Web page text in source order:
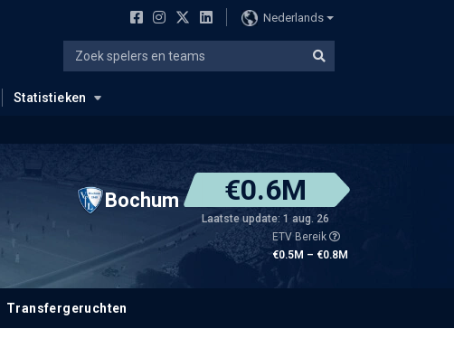
Nederlands
Statistieken
Bochum €0.6M
Laatste update: 1 aug. 26
ETV Bereik
€0.5M – €0.8M
Transfergeruchten